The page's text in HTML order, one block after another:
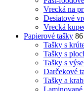
Vrecká na
Desiatové
Vrecká
Papierové tašky 86
Tašky s
Tašky s
Tašky s
Darčekové
Tašky a